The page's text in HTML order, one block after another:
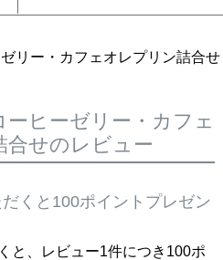
リー・カフェオレプリン詰合せ
ヒーゼリー・カフェ
合せのレビュー
くと100ポイントプレゼン
と、レビュー1件につき100ポ